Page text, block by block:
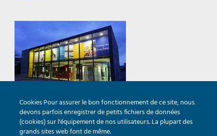
Horaires de la salle d’expo
Lundi au vendredi : 9h00 – 12h00 & 14h00 – 18h00
Samedi : 10h00 – 13h00
Cookies Pour assurer le bon fonctionnement de ce site, nous
devons parfois enregistrer de petits fichiers de données
(cookies) sur l'équipement de nos utilisateurs. La plupart des
grands sites web font de même.